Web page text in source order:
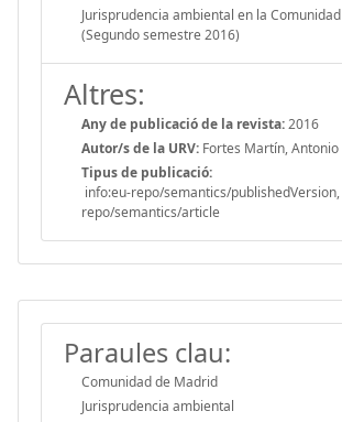
Jurisprudencia ambiental en la
(Segundo semestre 2016)
Altres:
Any de publicació de la revista:2016
Autor/s de la URV: Fortes Martín, Antonio
Tipus de publicació:
info:eu-repo/semantics/
repo/semantics/article
Paraules clau:
Comunidad de Madrid
Jurisprudencia ambiental